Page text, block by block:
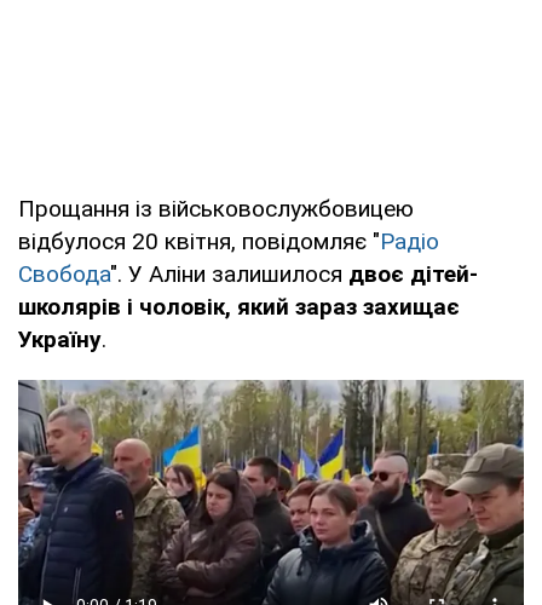
Прощання із військовослужбовицею
відбулося 20 квітня, повідомляє "Радіо
Свобода". У Аліни залишилося двоє дітей-
школярів і чоловік, який зараз захищає
Україну.